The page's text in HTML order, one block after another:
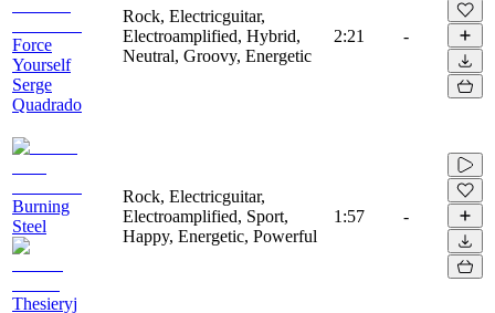
Force
Yourself
Serge
Quadrado
Rock, Electricguitar,
Electroamplified, Hybrid,
Neutral, Groovy, Energetic
2:21 -
Burning
Steel
Thesieryj
Rock, Electricguitar,
Electroamplified, Sport,
Happy, Energetic, Powerful
1:57 -